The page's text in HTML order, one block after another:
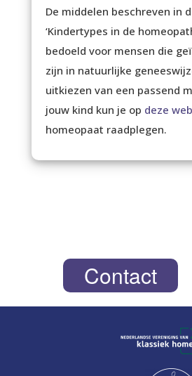
De middelen beschreven in
‘Kindertypes in de
bedoeld voor mensen die
zijn in natuurlijke
uitkiezen van een passend
jouw kind kun je op deze
homeopaat raadplegen.
Contact